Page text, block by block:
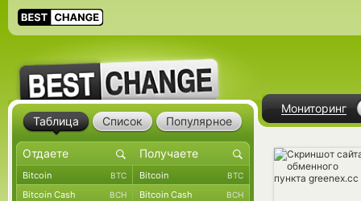
Мониторинг
Таблица Список Популярное
Bitcoin BTC Bitcoin BTC
Bitcoin Cash BCH Bitcoin Cash BCH